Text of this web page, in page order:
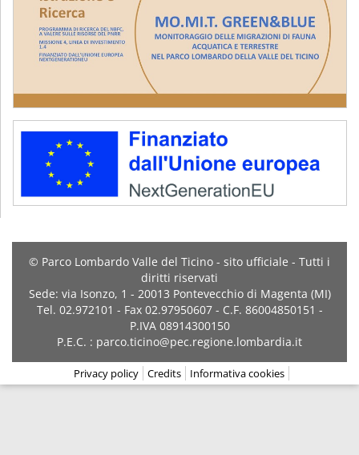
© Parco Lombardo Valle del Ticino - sito ufficiale - Tutti i
diritti riservati
Sede: via Isonzo, 1 - 20013 Pontevecchio di Magenta (MI)
Tel. 02.972101 - Fax 02.97950607 - C.F. 86004850151 -
P.IVA 08914300150
P.E.C. : parco.ticino@pec.regione.lombardia.it
Privacy policy Credits Informativa cookies